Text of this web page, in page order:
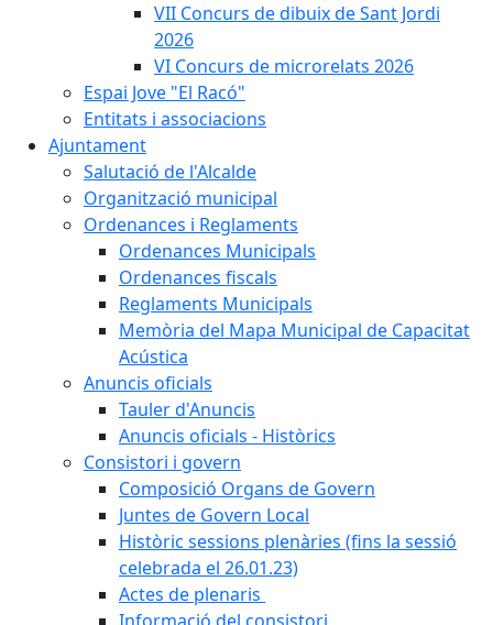
VII Concurs de dibuix de Sant Jordi
2026
VI Concurs de microrelats 2026
Espai Jove "El Racó"
Entitats i associacions
Ajuntament
Salutació de l'Alcalde
Organització municipal
Ordenances i Reglaments
Ordenances Municipals
Ordenances fiscals
Reglaments Municipals
Memòria del Mapa Municipal de Capacitat
Acústica
Anuncis oficials
Tauler d'Anuncis
Anuncis oficials - Històrics
Consistori i govern
Composició Organs de Govern
Juntes de Govern Local
Històric sessions plenàries (fins la sessió
celebrada el 26.01.23)
Actes de plenaris